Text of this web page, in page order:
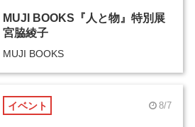
MUJI BOOKS『人と物』特別展
宮脇綾子
MUJI BOOKS
イベント 8/7